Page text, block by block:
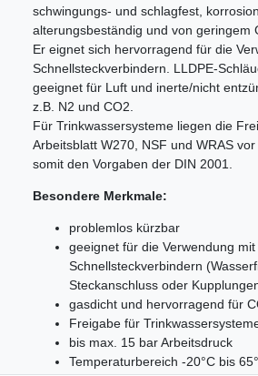
schwingungs- und schlagfest,
alterungsbeständig und von geringem
Er eignet sich hervorragend für die
Schnellsteckverbindern. LLDPE-
geeignet für Luft und inerte/nicht
z.B. N2 und CO2.
Für Trinkwassersysteme liegen die
Arbeitsblatt W270, NSF und WRAS
somit den Vorgaben der DIN 2001.
Besondere Merkmale:
problemlos kürzbar
geeignet für die Verwendung mit
Schnellsteckverbindern
Steckanschluss oder
gasdicht und hervorragend für
Freigabe für
bis max. 15 bar Arbeitsdruck
Temperaturbereich -20°C bis